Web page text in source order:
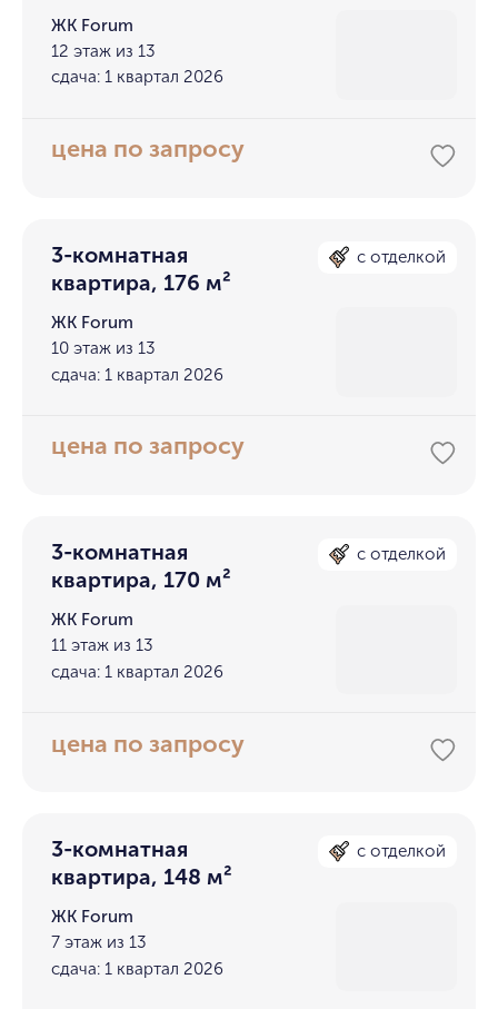
ЖК Forum
12 этаж из 13
сдача: 1 квартал 2026
цена по запросу
3-комнатная
квартира, 176 м²
с отделкой
ЖК Forum
10 этаж из 13
сдача: 1 квартал 2026
цена по запросу
3-комнатная
квартира, 170 м²
с отделкой
ЖК Forum
11 этаж из 13
сдача: 1 квартал 2026
цена по запросу
3-комнатная
квартира, 148 м²
с отделкой
ЖК Forum
7 этаж из 13
сдача: 1 квартал 2026